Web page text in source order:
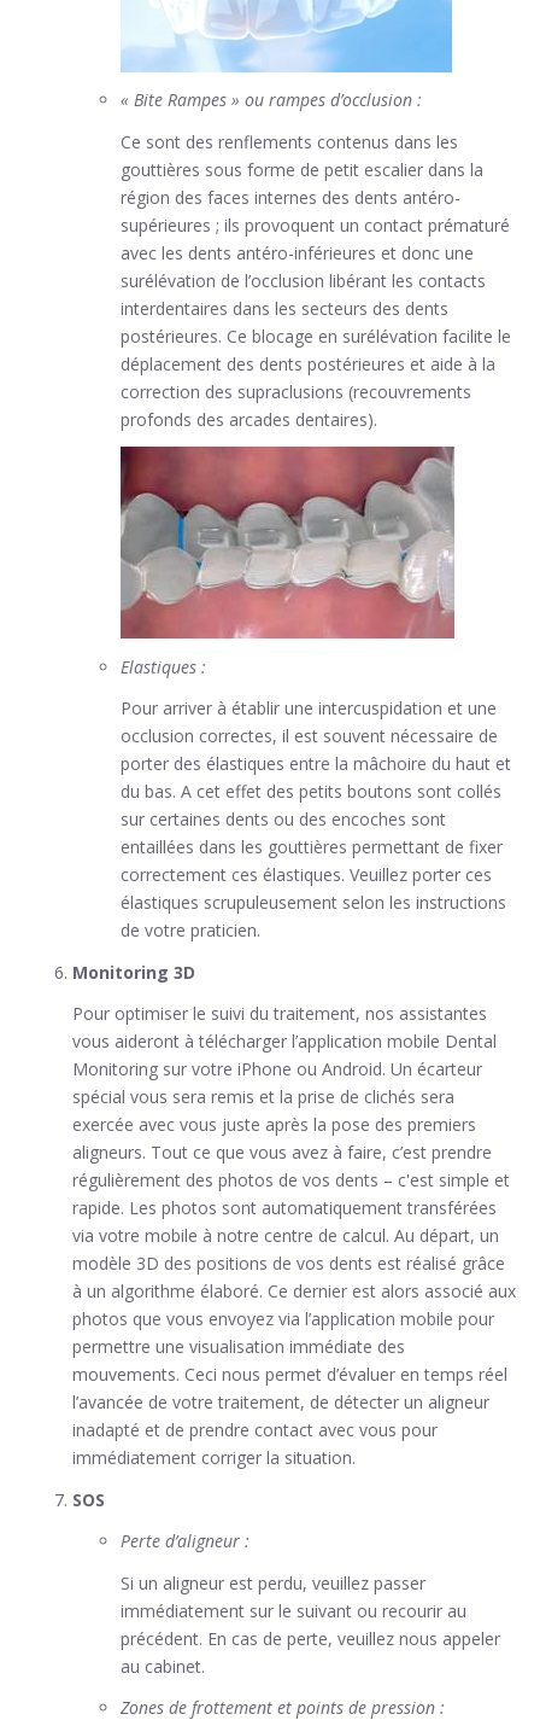
« Bite Rampes » ou rampes d’occlusion :
Ce sont des renflements contenus dans les
gouttières sous forme de petit escalier dans la
région des faces internes des dents antéro-
supérieures ; ils provoquent un contact prématuré
avec les dents antéro-inférieures et donc une
surélévation de l’occlusion libérant les contacts
interdentaires dans les secteurs des dents
postérieures. Ce blocage en surélévation facilite le
déplacement des dents postérieures et aide à la
correction des supraclusions (recouvrements
profonds des arcades dentaires).
Elastiques :
Pour arriver à établir une intercuspidation et une
occlusion correctes, il est souvent nécessaire de
porter des élastiques entre la mâchoire du haut et
du bas. A cet effet des petits boutons sont collés
sur certaines dents ou des encoches sont
entaillées dans les gouttières permettant de fixer
correctement ces élastiques. Veuillez porter ces
élastiques scrupuleusement selon les instructions
de votre praticien.
Monitoring 3D
Pour optimiser le suivi du traitement, nos assistantes
vous aideront à télécharger l’application mobile Dental
Monitoring sur votre iPhone ou Android. Un écarteur
spécial vous sera remis et la prise de clichés sera
exercée avec vous juste après la pose des premiers
aligneurs. Tout ce que vous avez à faire, c’est prendre
régulièrement des photos de vos dents – c'est simple et
rapide. Les photos sont automatiquement transférées
via votre mobile à notre centre de calcul. Au départ, un
modèle 3D des positions de vos dents est réalisé grâce
à un algorithme élaboré. Ce dernier est alors associé aux
photos que vous envoyez via l’application mobile pour
permettre une visualisation immédiate des
mouvements. Ceci nous permet d’évaluer en temps réel
l’avancée de votre traitement, de détecter un aligneur
inadapté et de prendre contact avec vous pour
immédiatement corriger la situation.
SOS
Perte d’aligneur :
Si un aligneur est perdu, veuillez passer
immédiatement sur le suivant ou recourir au
précédent. En cas de perte, veuillez nous appeler
au cabinet.
Zones de frottement et points de pression :